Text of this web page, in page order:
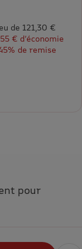
de 121,30 €
€ d’économie
de remise
pour